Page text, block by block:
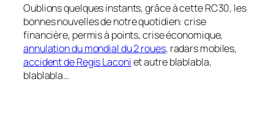
Oublions quelques instants, grâce à cette RC30, les
bonnes nouvelles de notre quotidien: crise
financière, permis à points, crise économique,
annulation du mondial du 2 roues, radars mobiles,
accident de Regis Laconiet autre blablabla,
blablabla…